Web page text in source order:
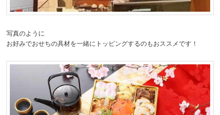
写真のように
お好みでおせちの具材を一緒にトッピングするのもおススメです！